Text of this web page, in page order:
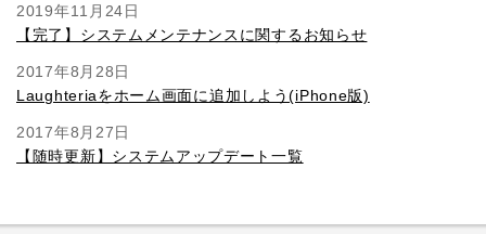
2019年11月24日
【完了】システムメンテナンスに関するお知らせ
2017年8月28日
Laughteriaをホーム画面に追加しよう(iPhone版)
2017年8月27日
【随時更新】システムアップデート一覧